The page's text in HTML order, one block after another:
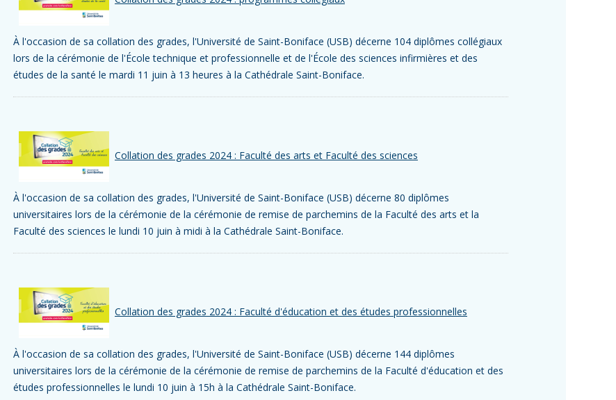
À l'occasion de sa collation des grades, l'Université de Saint-Boniface (USB) décerne 104 diplômes collégiaux
lors de la cérémonie de l'École technique et professionnelle et de l'École des sciences infirmières et des
études de la santé le mardi 11 juin à 13 heures à la Cathédrale Saint-Boniface.
Collation des grades 2024 : Faculté des arts et Faculté des sciences
À l'occasion de sa collation des grades, l'Université de Saint-Boniface (USB) décerne 80 diplômes
universitaires lors de la cérémonie de la cérémonie de remise de parchemins de la Faculté des arts et la
Faculté des sciences le lundi 10 juin à midi à la Cathédrale Saint-Boniface.
Collation des grades 2024 : Faculté d'éducation et des études professionnelles
À l'occasion de sa collation des grades, l'Université de Saint-Boniface (USB) décerne 144 diplômes
universitaires lors de la cérémonie de la cérémonie de remise de parchemins de la Faculté d'éducation et des
études professionnelles le lundi 10 juin à 15h à la Cathédrale Saint-Boniface.